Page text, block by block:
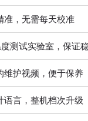
准，无需每天校准
测试实验室，保证
维护视频，便于保养
语言，整机档次升级